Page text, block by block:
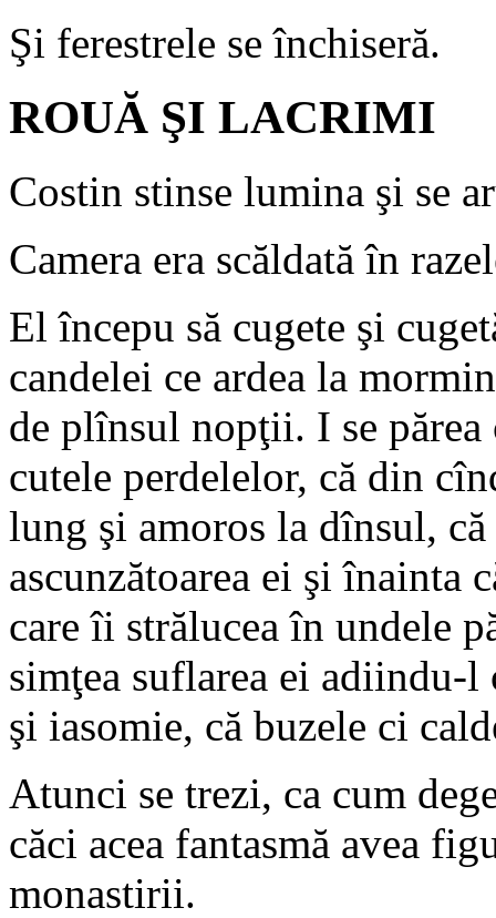
Şi ferestrele se închiseră.
ROUĂ ŞI LACRIMI
Costin stinse lumina şi se
Camera era scăldată în
El începu să cugete şi
candelei ce ardea la
de plînsul nopţii. I se părea
cutele perdelelor, că din
lung şi amoros la dînsul,
ascunzătoarea ei şi înainta
care îi strălucea în undele
simţea suflarea ei adiindu-
şi iasomie, că buzele ci
Atunci se trezi, ca cum
căci acea fantasmă avea
monastirii.